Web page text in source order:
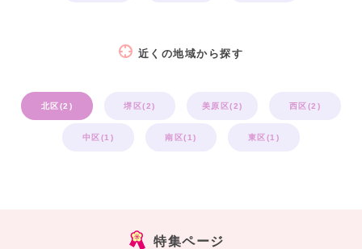
近くの地域から探す
北区(2) 堺区(2) 美原区(2) 西区(2)
中区(1) 南区(1) 東区(1)
特集ページ